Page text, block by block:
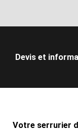
Devis et
Votre serrurier